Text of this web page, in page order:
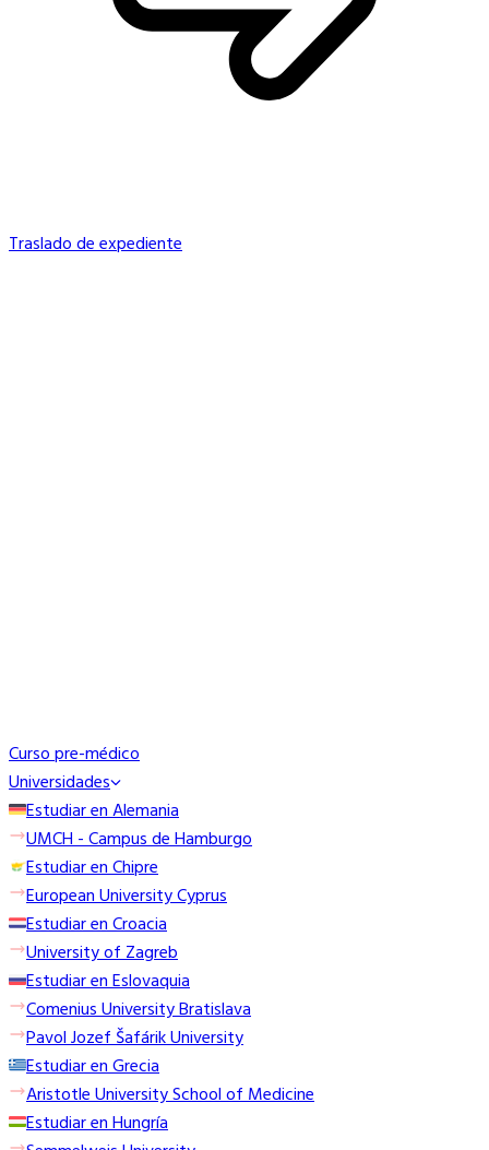
Traslado de expediente
Curso pre-médico
Universidades
Estudiar en Alemania
UMCH - Campus de Hamburgo
Estudiar en Chipre
European University Cyprus
Estudiar en Croacia
University of Zagreb
Estudiar en Eslovaquia
Comenius University Bratislava
Pavol Jozef Šafárik University
Estudiar en Grecia
Aristotle University School of Medicine
Estudiar en Hungría